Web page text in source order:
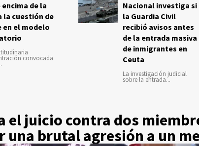
encima de la
la cuestión de
en el modelo
convocada
Nacional investiga si
la Guardia Civil
recibió avisos antes
de la entrada masiva
de inmigrantes en
Ceuta
La investigación judicial
sobre la entrada...
el juicio contra dos
una brutal agresión a un